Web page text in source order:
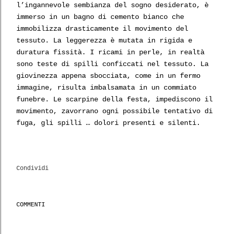
l’ingannevole sembianza del sogno desiderato, è
immerso in un bagno di cemento bianco che
immobilizza drasticamente il movimento del
tessuto. La leggerezza è mutata in rigida e
duratura fissità. I ricami in perle, in realtà
sono teste di spilli conficcati nel tessuto. La
giovinezza appena sbocciata, come in un fermo
immagine, risulta imbalsamata in un commiato
funebre. Le scarpine della festa, impediscono il
movimento, zavorrano ogni possibile tentativo di
fuga, gli spilli … dolori presenti e silenti.
Condividi
COMMENTI